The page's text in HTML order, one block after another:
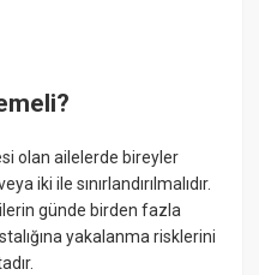
olan ailelerde bireyler
iki ile sınırlandırılmalıdır.
günde birden fazla
yakalanma risklerini